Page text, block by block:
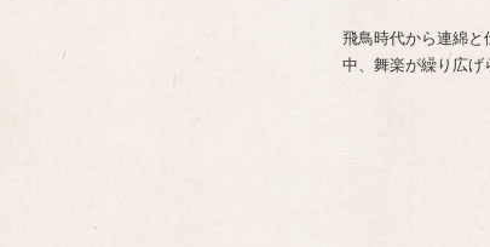
飛鳥時代から連綿と
中、舞楽が繰り広げ